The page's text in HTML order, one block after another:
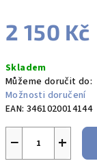
2 150 Kč
cena:
Skladem
Můžeme doručit do:
Možnosti doručení
EAN: 3461020014144
+
−